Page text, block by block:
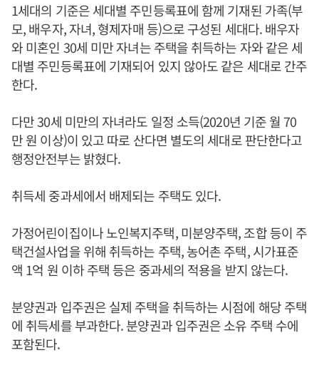
1세대의 기준은 세대별 주민등록표에 함께 기재된 가족(부
모, 배우자, 자녀, 형제자매 등)으로 구성된 세대다. 배우자
와 미혼인 30세 미만 자녀는 주택을 취득하는 자와 같은 세
대별 주민등록표에 기재되어 있지 않아도 같은 세대로 간주
한다.
다만 30세 미만의 자녀라도 일정 소득(2020년 기준 월 70
만 원 이상)이 있고 따로 산다면 별도의 세대로 판단한다고
행정안전부는 밝혔다.
취득세 중과세에서 배제되는 주택도 있다.
가정어린이집이나 노인복지주택, 미분양주택, 조합 등이 주
택건설사업을 위해 취득하는 주택, 농어촌 주택, 시가표준
액 1억 원 이하 주택 등은 중과세의 적용을 받지 않는다.
분양권과 입주권은 실제 주택을 취득하는 시점에 해당 주택
에 취득세를 부과한다. 분양권과 입주권은 소유 주택 수에
포함된다.